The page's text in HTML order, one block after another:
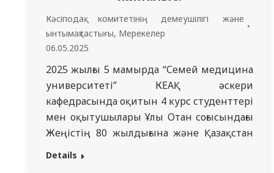
Кәсіподақ комитетінің демеушілігі және
ынтымақтастығы, Мерекелер
06.05.2025
2025 жылғы 5 мамырда “Семей медицина
университеті” КЕАҚ әскери
кафедрасында оқитын 4 курс студенттері
мен оқытушылары Ұлы Отан соғысындағы
Жеңістің 80 жылдығына және Қазақстан
Республикасы Қарулы Күштерінің
Details